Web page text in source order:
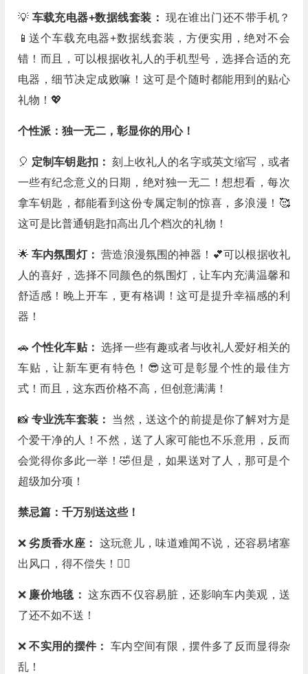
💡 车载充电器+数据线套装：现在谁出门还不带手机？
📱送个车载充电器+数据线套装，方便实用，绝对不会
错！而且，可以根据收礼人的手机型号，选择合适的充
电器，细节决定成败嘛！这可是个随时都能用到的贴心
礼物！💖
个性派：独一无二，彰显你的用心！
🎈 定制车钥匙扣：刻上收礼人的名字或英文缩写，或者
一些有纪念意义的日期，绝对独一无二！想想看，每次
拿车钥匙，都能看到这份专属定制的惊喜，多浪漫！🥰
这可是比普通钥匙扣高出几个档次的礼物！
🌟 车内氛围灯：营造浪漫氛围的神器！💕可以根据收礼
人的喜好，选择不同颜色的氛围灯，让车内充满温馨和
舒适感！晚上开车，更有格调！这可是提升幸福感的利
器！
🚗 个性化车贴：选择一些有趣或者与收礼人爱好相关的
车贴，让新车更有特色！😎这可是彰显个性的最佳方
式！而且，这东西价格不高，但创意满满！
📸 专业洗车套装： 当然，送这个的前提是你了解对方是
个爱干净的人！不然，送了人家可能也不乐意用，反而
会觉得你多此一举！🤣但是，如果送对了人，那可是个
超级加分项！
禁忌篇：千万别送这些！
❌劣质香水座： 这玩意儿，味道难闻不说，还容易堵塞
出风口，得不偿失！🙅‍♀️
❌ 廉价地毯：这东西不仅容易脏，还影响车内美观，送
了还不如不送！
❌不实用的摆件： 车内空间有限，摆件多了反而显得杂
乱！